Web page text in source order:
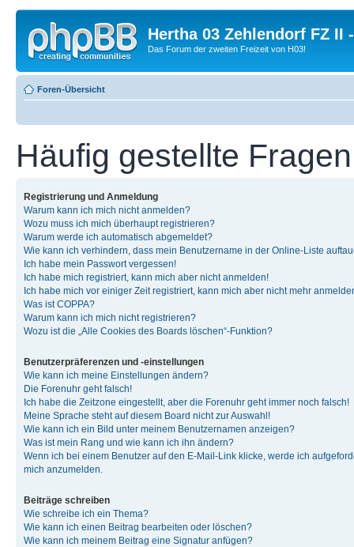
Hertha 03 Zehlendorf FZ II
Das Forum der zweiten Freizeit von H03!
Foren-Übersicht
Häufig gestellte Fragen
Registrierung und Anmeldung
Warum kann ich mich nicht anmelden?
Wozu muss ich mich überhaupt registrieren?
Warum werde ich automatisch abgemeldet?
Wie kann ich verhindern, dass mein Benutzername in der Online-Liste
Ich habe mein Passwort vergessen!
Ich habe mich registriert, kann mich aber nicht anmelden!
Ich habe mich vor einiger Zeit registriert, kann mich aber nicht mehr
Was ist COPPA?
Warum kann ich mich nicht registrieren?
Wozu ist die „Alle Cookies des Boards löschen“-Funktion?
Benutzerpräferenzen und -einstellungen
Wie kann ich meine Einstellungen ändern?
Die Forenuhr geht falsch!
Ich habe die Zeitzone eingestellt, aber die Forenuhr geht immer noch falsch!
Meine Sprache steht auf diesem Board nicht zur Auswahl!
Wie kann ich ein Bild unter meinem Benutzernamen anzeigen?
Was ist mein Rang und wie kann ich ihn ändern?
Wenn ich bei einem Benutzer auf den E-Mail-Link klicke, werde ich
mich anzumelden.
Beiträge schreiben
Wie schreibe ich ein Thema?
Wie kann ich einen Beitrag bearbeiten oder löschen?
Wie kann ich meinem Beitrag eine Signatur anfügen?